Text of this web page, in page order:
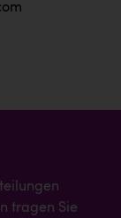
tragen Sie